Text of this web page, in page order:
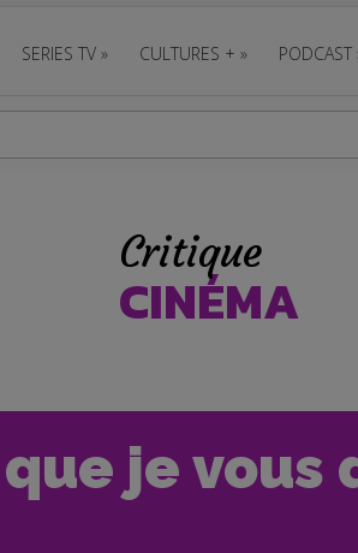
SERIES TV » CULTURES + » PODCAST
Critique
CINÉMA
je vous